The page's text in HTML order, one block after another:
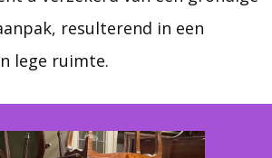
resulterend in een
lege ruimte.